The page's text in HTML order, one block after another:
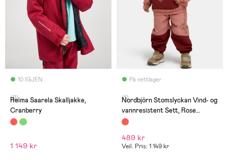
10 IGJEN
(0)
Reima Saarela Skalljakke,
Cranberry
1 149 kr
På nettlager
(1)
Nordbjörn Stomslyckan Vind- og
vannresistent Sett, Rose
Dawn/Madder Brown
489 kr
Veil. Pris: 1 149 kr